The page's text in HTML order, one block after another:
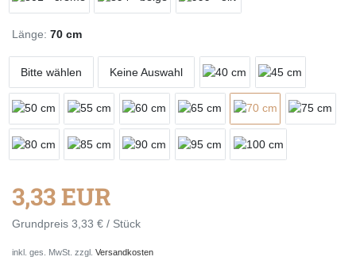
Länge: 70 cm
Bitte wählen Keine Auswahl
3,33 EUR
Grundpreis 3,33 € / Stück
inkl. ges. MwSt. zzgl. Versandkosten